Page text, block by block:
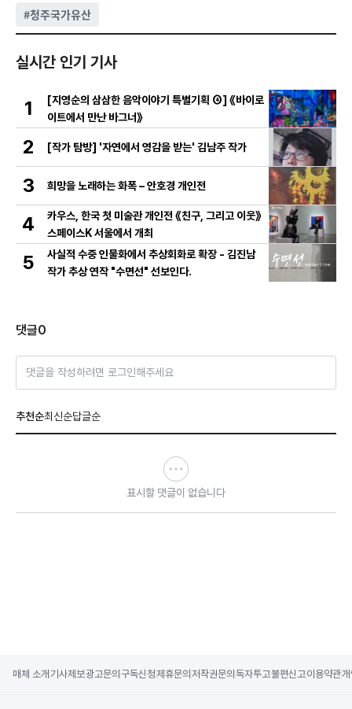
#청주국가유산
실시간 인기 기사
1
[지영순의 삼삼한 음악이야기 특별기획 ④] 《바이로
이트에서 만난 바그너》
2 [작가 탐방] '자연에서 영감을 받는' 김남주 작가
3 희망을 노래하는 화폭 – 안호경 개인전
4
카우스, 한국 첫 미술관 개인전 《친구, 그리고 이웃》
스페이스K 서울에서 개최
5
사실적 수중 인물화에서 추상회화로 확장 - 김진남
작가 추상 연작 "수면선" 선보인다.
댓글0
댓글을 작성하려면 로그인해주세요
추천순최신순답글순
표시할 댓글이 없습니다
매체 소개 기사제보광고문의 구독신청제휴문의 저작권문의 독자투고불편신고이용약관